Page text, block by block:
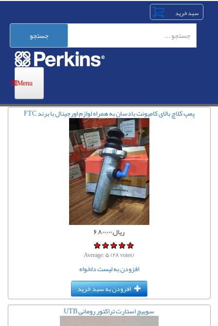
رفتن
محتوای
جستجو
پمپ کلاچ بالای کامیونت بادسان به همراه لوازم اورجینال با برند FTC
ریال,۶,۸۰۰,۰۰۰
Average:۵(۲۸votes)
افزودن به لیست دلخواه
افزودن به سبد خرید
سوییچ استارت تراکتور رومانی UTB